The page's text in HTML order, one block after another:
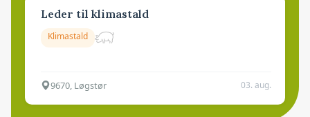
Leder til klimastald
Klimastald
9670, Løgstør 03. aug.